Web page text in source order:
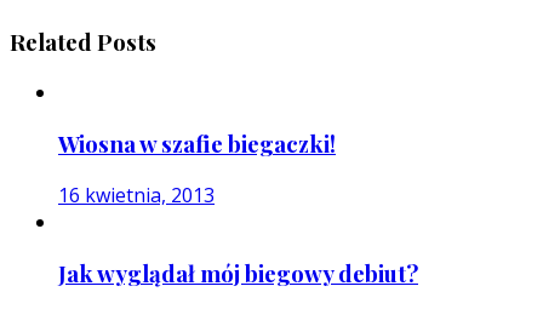
Related Posts
Wiosna w szafie biegaczki!
16 kwietnia, 2013
Jak wyglądał mój biegowy debiut?